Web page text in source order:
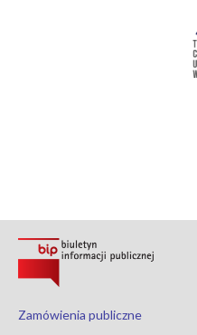
Zamówienia publiczne